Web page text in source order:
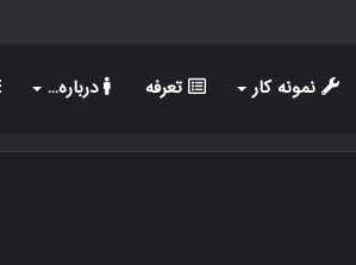
نمونه کار تعرفه درباره…